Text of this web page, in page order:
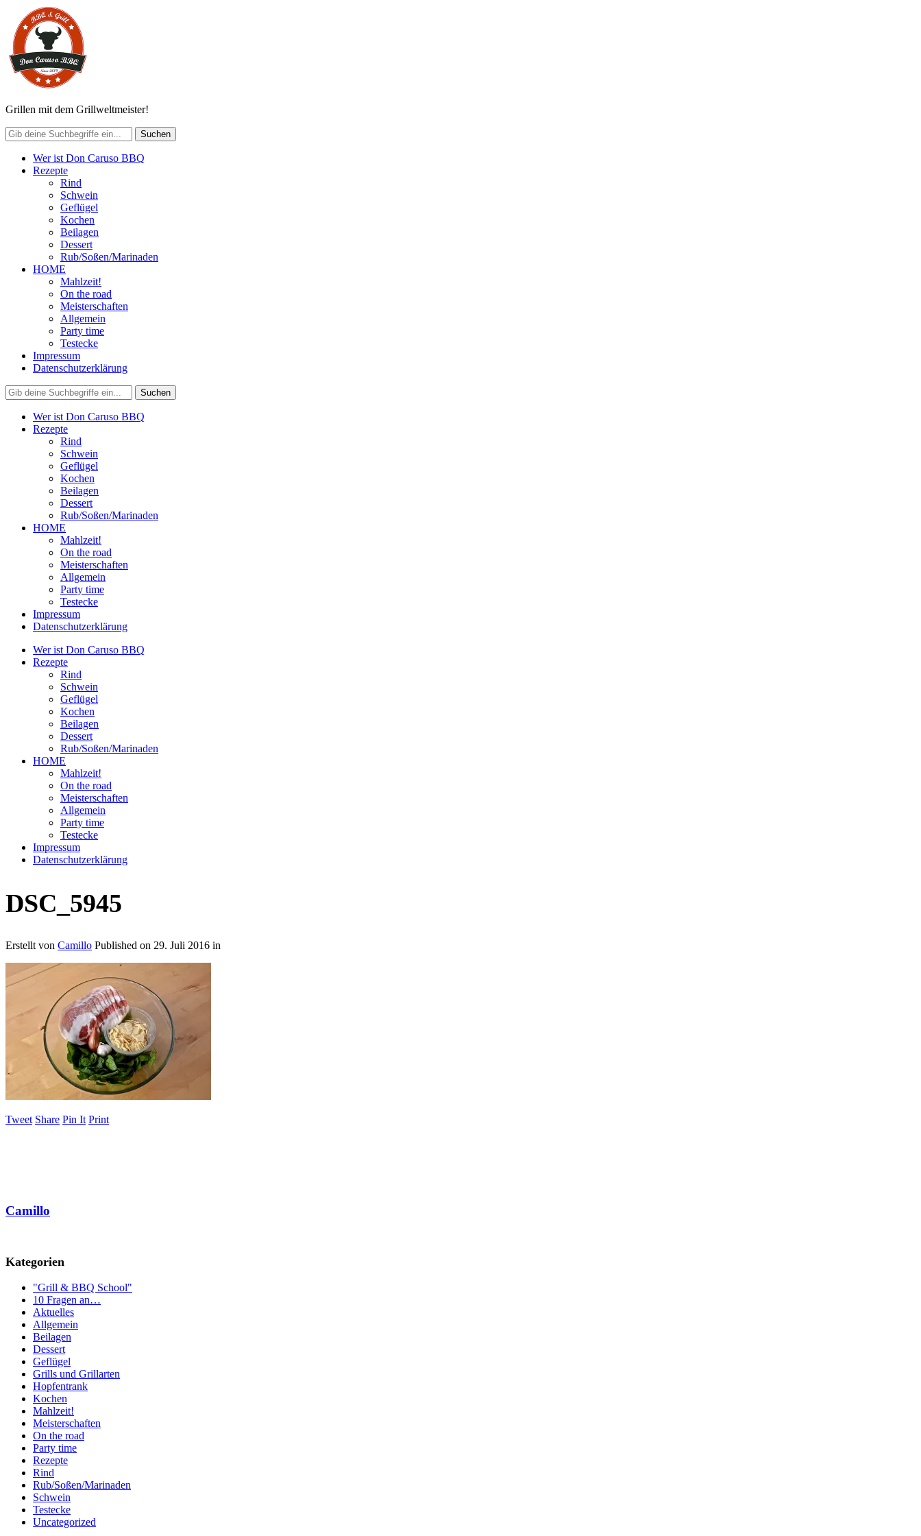
Grillen mit dem Grillweltmeister!
Wer ist Don Caruso BBQ
Rezepte
Rind
Schwein
Geflügel
Kochen
Beilagen
Dessert
Rub/Soßen/Marinaden
HOME
Mahlzeit!
On the road
Meisterschaften
Allgemein
Party time
Testecke
Impressum
Datenschutzerklärung
Wer ist Don Caruso BBQ
Rezepte
Rind
Schwein
Geflügel
Kochen
Beilagen
Dessert
Rub/Soßen/Marinaden
HOME
Mahlzeit!
On the road
Meisterschaften
Allgemein
Party time
Testecke
Impressum
Datenschutzerklärung
Wer ist Don Caruso BBQ
Rezepte
Rind
Schwein
Geflügel
Kochen
Beilagen
Dessert
Rub/Soßen/Marinaden
HOME
Mahlzeit!
On the road
Meisterschaften
Allgemein
Party time
Testecke
Impressum
Datenschutzerklärung
DSC_5945
Erstellt von Camillo Published on 29. Juli 2016 in
Tweet Share Pin It Print
Camillo
Kategorien
"Grill & BBQ School"
10 Fragen an…
Aktuelles
Allgemein
Beilagen
Dessert
Geflügel
Grills und Grillarten
Hopfentrank
Kochen
Mahlzeit!
Meisterschaften
On the road
Party time
Rezepte
Rind
Rub/Soßen/Marinaden
Schwein
Testecke
Uncategorized